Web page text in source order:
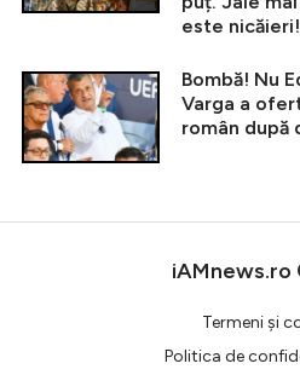
este
Bombă! Nu
Varga a
român după
iAMnews.ro
Termeni şi
Politica de